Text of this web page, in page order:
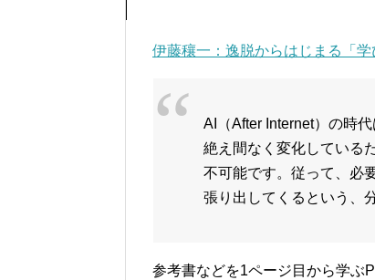
伊藤穰一：逸脱からはじまる「
AI（After Internet）の時
絶え間なく変化している
不可能です。従って、必
張り出してくるという、
参考書などを1ページ目から学ぶ